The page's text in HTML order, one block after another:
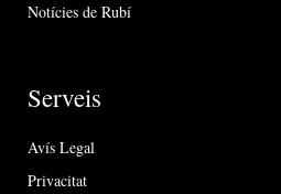
Notícies de Rubí
Serveis
Avís Legal
Privacitat